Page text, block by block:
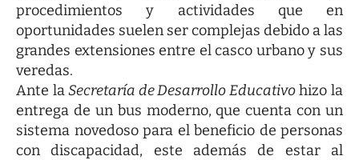
procedimientos y actividades que en
oportunidades suelen ser complejas debido a las
grandes extensiones entre el casco urbano y sus
veredas.
Ante laSecretaría de Desarrollo Educativohizo la
entrega de un bus moderno, que cuenta con un
sistema novedoso para el beneficio de personas
con discapacidad, este además de estar al